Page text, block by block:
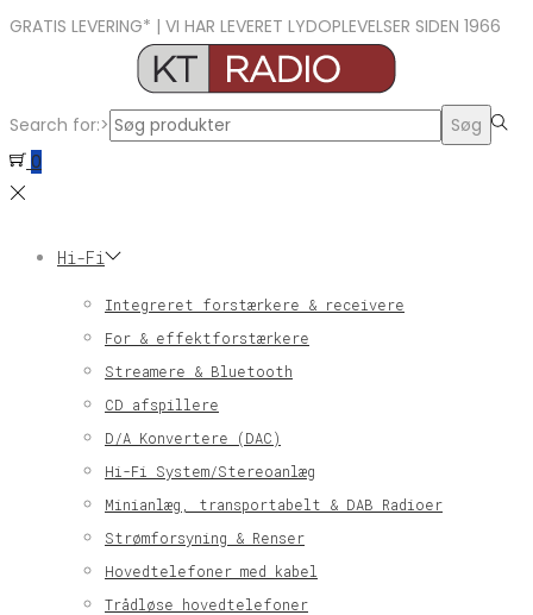
GRATIS LEVERING* | VI HAR LEVERET LYDOPLEVELSER SIDEN 1966
Search for:>
Søg
0
Hi-Fi
Integreret forstærkere & receivere
For & effektforstærkere
Streamere & Bluetooth
CD afspillere
D/A Konvertere (DAC)
Hi-Fi System/Stereoanlæg
Minianlæg, transportabelt & DAB Radioer
Strømforsyning & Renser
Hovedtelefoner med kabel
Trådløse hovedtelefoner